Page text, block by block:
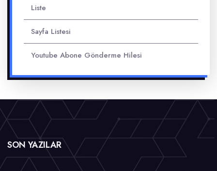
Liste
Sayfa Listesi
Youtube Abone Gönderme Hilesi
SON YAZILAR